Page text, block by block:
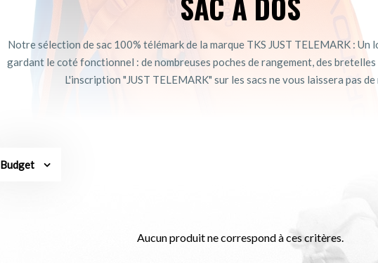
Notre sélection de sac 100% télémark de la marque TKS JUST TELEMARK : Un
gardant le coté fonctionnel : de nombreuses poches de rangement, des
L'inscription "JUST TELEMARK" sur les sacs ne vous laissera pas de
Budget
Aucun produit ne correspond à ces critères.